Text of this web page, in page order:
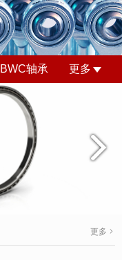
轴承 更多
更多